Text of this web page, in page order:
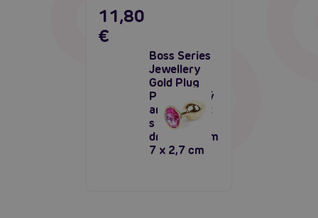
Boss Series
Jewellery
Gold Plug
PINK - zlatý
análny kolík
s
drahokamom
7 x 2,7 cm
11,80
€